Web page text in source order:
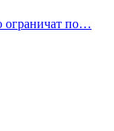
ограничат по…